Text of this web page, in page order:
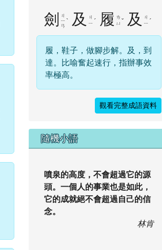
劍
ㄐ
ㄧ
ㄢ
ˋ 及
ㄐ
ㄧ ˊ 履 ㄌ
ㄩ ˇ 及
ㄐ
ㄧ ˊ
履，鞋子，做腳步解。及，到
達。比喻奮起速行，指辦事效
率極高。
觀看完整成語資料
隨機小語
噴泉的高度，不會超過它的源
頭。一個人的事業也是如此，
它的成就絕不會超過自己的信
念。
林肯